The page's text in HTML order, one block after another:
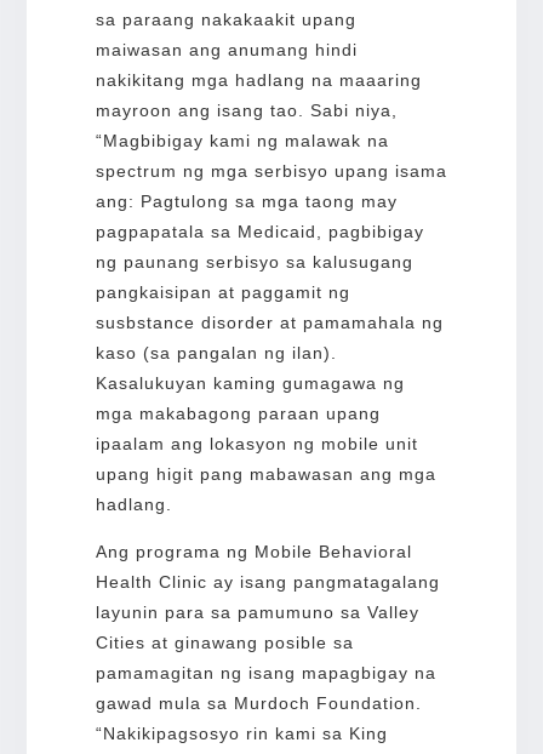
sa paraang nakakaakit upang
maiwasan ang anumang hindi
nakikitang mga hadlang na maaaring
mayroon ang isang tao. Sabi niya,
“Magbibigay kami ng malawak na
spectrum ng mga serbisyo upang isama
ang: Pagtulong sa mga taong may
pagpapatala sa Medicaid, pagbibigay
ng paunang serbisyo sa kalusugang
pangkaisipan at paggamit ng
susbstance disorder at pamamahala ng
kaso (sa pangalan ng ilan).
Kasalukuyan kaming gumagawa ng
mga makabagong paraan upang
ipaalam ang lokasyon ng mobile unit
upang higit pang mabawasan ang mga
hadlang.
Ang programa ng Mobile Behavioral
Health Clinic ay isang pangmatagalang
layunin para sa pamumuno sa Valley
Cities at ginawang posible sa
pamamagitan ng isang mapagbigay na
gawad mula sa Murdoch Foundation.
“Nakikipagsosyo rin kami sa King